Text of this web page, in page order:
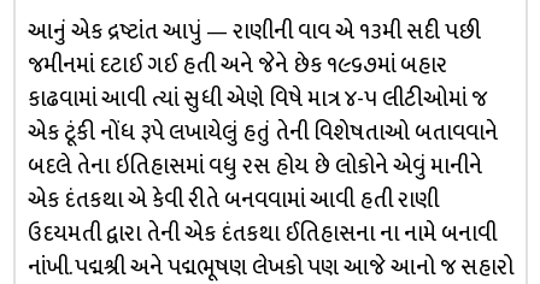
આનું એક દ્રષ્ટાંત આપું — રાણીની વાવ એ ૧૩મી સદી પછી
જમીનમાં દટાઈ ગઈ હતી અને જેને છેક ૧૯૬૭માં બહાર
કાઢવામાં આવી ત્યાં સુધી એણે વિષે માત્ર ૪-૫ લીટીઓમાં જ
એક ટૂંકી નોંધ રૂપે લખાયેલું હતું તેની વિશેષતાઓ બતાવવાને
બદલે તેના ઇતિહાસમાં વધુ રસ હોય છે લોકોને એવું માનીને
એક દંતકથા એ કેવી રીતે બનવવામાં આવી હતી રાણી
ઉદયમતી દ્વારા તેની એક દંતકથા ઈતિહાસના ના નામે બનાવી
નાંખી. પદ્મશ્રી અને પદ્મભૂષણ લેખકો પણ આજે આનો જ સહારો